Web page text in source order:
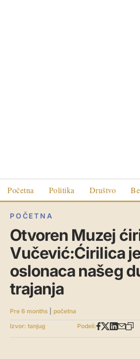
Početna Politika Društvo
POČETNA
Otvoren Muzej
Vučević:Ćirilica
oslonaca našeg
trajanja
Pre 6 months početna
Izvor: tanjug
Podeli: